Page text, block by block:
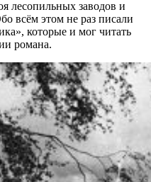
лесопильных заводов и
всём этом не раз писали
которые и мог читать
романа.